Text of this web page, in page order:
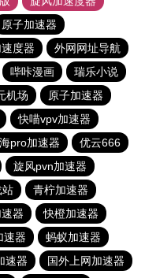
原子加速器
度器
外网网址导航
哔咔漫画
瑞乐小说
机场
原子加速器
快喵vpv加速器
pro加速器
优云666
旋风pvn加速器
站
青柠加速器
器
快橙加速器
速器
蚂蚁加速器
速器 国外上网加速器